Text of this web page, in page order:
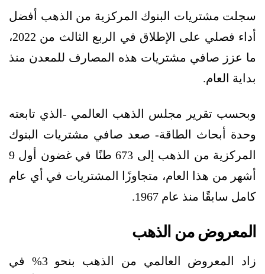
سجلت مشتريات البنوك المركزية من الذهب أفضل
أداء فصلي على الإطلاق في الربع الثالث من 2022،
ما عزز صافي مشتريات هذه المصارف للمعدن منذ
بداية العام.
وبحسب تقرير مجلس الذهب العالمي -الذي تابعته
وحدة أبحاث الطاقة- صعد صافي مشتريات البنوك
المركزية من الذهب إلى 673 طنًا في غضون أول 9
أشهر من هذا العام، متجاوزًا المشتريات في أي عام
كامل سابقًا منذ عام 1967.
المعروض من الذهب
زاد المعروض العالمي من الذهب بنحو 3% في